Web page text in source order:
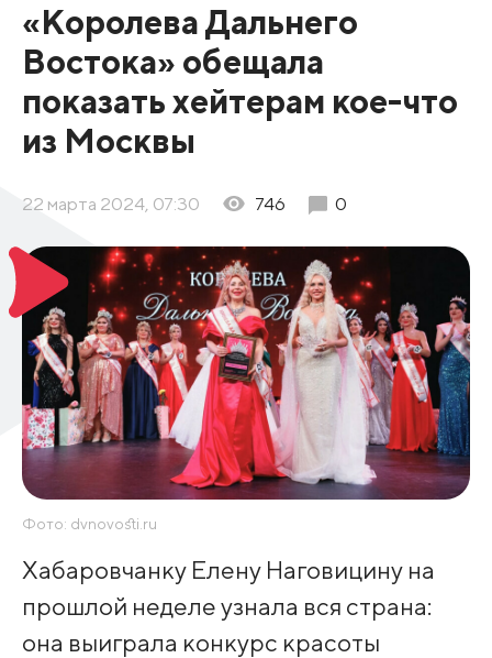
«Королева Дальнего
Востока» обещала
показать хейтерам кое-что
из Москвы
22 марта 2024, 07:30 746 0
Фото: dvnovosti.ru
Хабаровчанку Елену Наговицину на
прошлой неделе узнала вся страна:
она выиграла конкурс красоты